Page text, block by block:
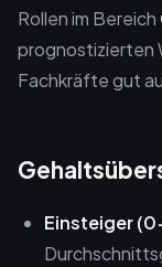
Rollen im Bereich
prognostizierten
Fachkräfte gut
Einsteiger